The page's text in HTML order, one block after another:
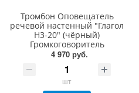
Тромбон Оповещатель
речевой настенный "Глагол
Н3-20" (чёрный)
Громкоговоритель
4 970 руб.
шт